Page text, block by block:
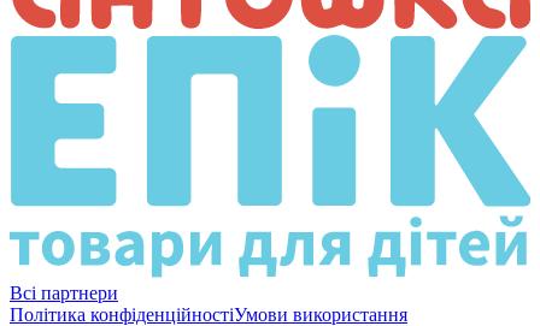
Всі партнери
Політика конфіденційностіУмови використання